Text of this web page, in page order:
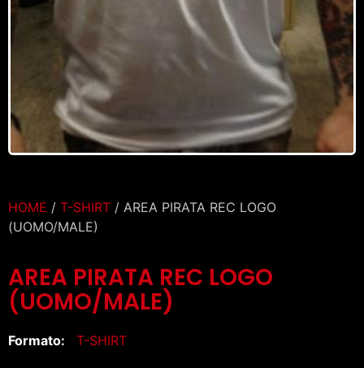
HOME / T-SHIRT / AREA PIRATA REC LOGO
(UOMO/MALE)
AREA PIRATA REC LOGO
(UOMO/MALE)
Formato: T-SHIRT